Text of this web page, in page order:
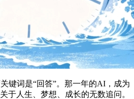
键词是“回答”。那一年的AI，成为
于人生、梦想、成长的无数追问。